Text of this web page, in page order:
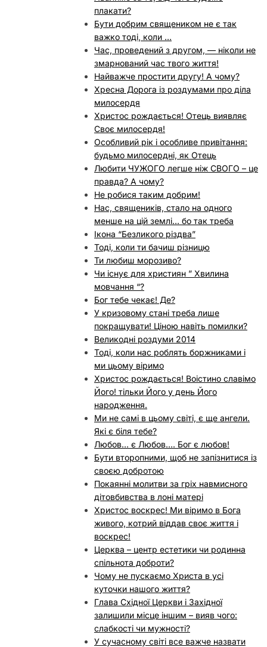
плакати?
Бути добрим священиком не є так
важко тоді, коли …
Час, проведений з другом, — ніколи не
змарнований час твого життя!
Найважче простити другу! А чому?
Хресна Дорога із роздумами про діла
милосердя
Христос рождається! Отець виявляє
Своє милосердя!
Особливий рік і особливе привітання:
будьмо милосердні, як Отець
Любити ЧУЖОГО легше ніж СВОГО – це
правда? А чому?
Не робися таким добрим!
Нас, священиків, стало на одного
менше на цій землі… бо так треба
Ікона “Безликого різдва”
Тоді, коли ти бачиш різницю
Ти любиш морозиво?
Чи існує для християн ” Хвилина
мовчання “?
Бог тебе чекає! Де?
У кризовому стані треба лише
покращувати! Ціною навіть помилки?
Великодні роздуми 2014
Тоді, коли нас роблять боржниками і
ми цьому віримо
Христос рождається! Воістино славімо
Його! тільки Його у день Його
народження.
Ми не самі в цьому світі, є ще ангели.
Які є біля тебе?
Любов… є Любов…. Бог є любов!
Бути второпними, щоб не запізнитися із
своєю добротою
Покаянні молитви за гріх навмисного
дітовбивства в лоні матері
Христос воскрес! Ми віримо в Бога
живого, котрий віддав своє життя і
воскрес!
Церква – центр естетики чи родинна
спільнота доброти?
Чому не пускаємо Христа в усі
куточки нашого життя?
Глава Східної Церкви і Західної
залишили місце іншим – вияв чого:
слабкості чи мужності?
У сучасному світі все важче назвати